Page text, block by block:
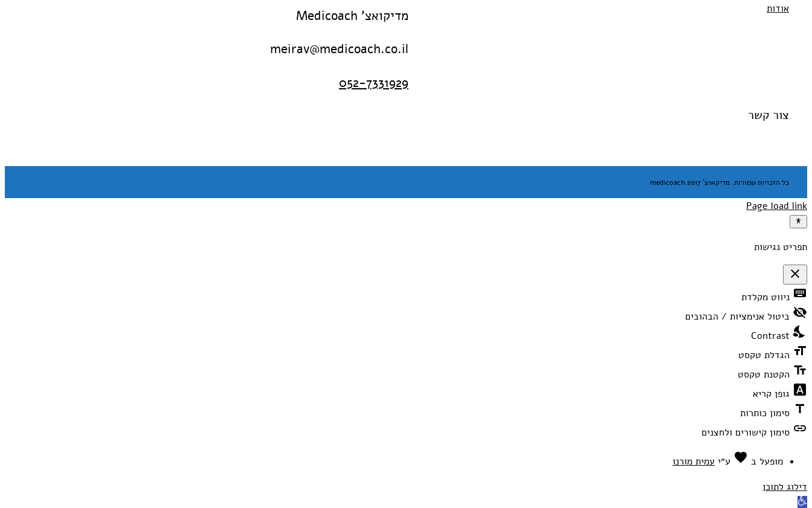
אודות
מדיקואצ' Medicoach
meirav@medicoach.co.il
052-7331929
צור קשר
כל הזכויות שמורות. מדיקאוצ' medicoach 2017
Page load link
תפריט נגישות
close
פתיחה
וסגירה
תפריט
keyboard ניווט מקלדת
visibility_off ביטול אנימציות / הבהובים
nights_stay
Contrast
format_size הגדלת טקסט
text_fields הקטנת טקסט
font_download גופן קריא
title סימון כותרות
link סימון קישורים ולחצנים
מופעל ב favorite אהבה
ע״י עמית מורנו
דילוג לתוכן
פתח